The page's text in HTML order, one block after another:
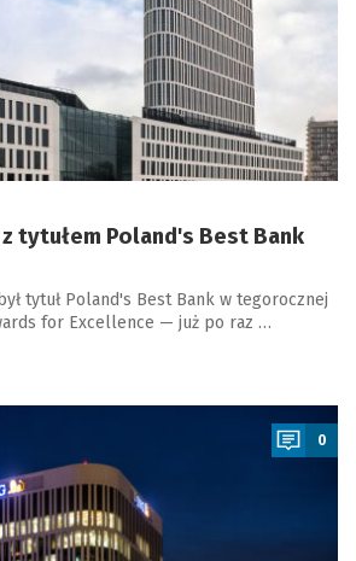
z tytułem Poland's Best Bank
tytuł Poland's Best Bank w tegorocznej
for Excellence — już po raz …
0